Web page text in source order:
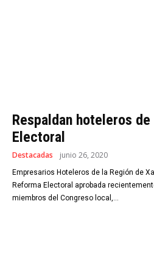
Respaldan hoteleros
Electoral
Destacadas junio 26, 2020
Empresarios Hoteleros de la Región de
Reforma Electoral aprobada
miembros del Congreso local,...